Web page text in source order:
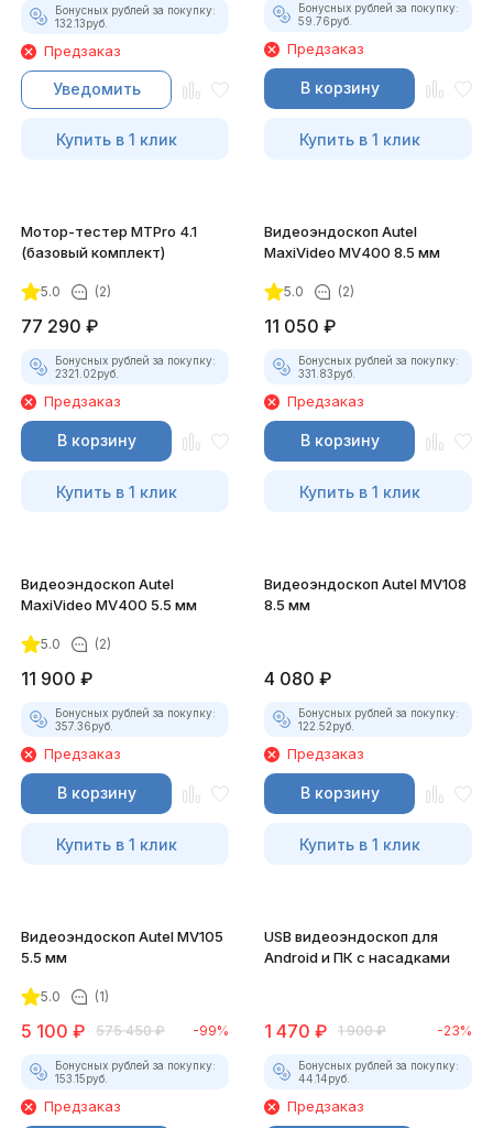
Бонусных рублей за покупку:
132.13руб.
Предзаказ
Уведомить
Купить в 1 клик
Бонусных рублей за покупку:
59.76руб.
Предзаказ
В корзину
Купить в 1 клик
Мотор-тестер MTPro 4.1
(базовый комплект)
5.0 (2)
77 290 ₽
Бонусных рублей за покупку:
2321.02руб.
Предзаказ
В корзину
Купить в 1 клик
Видеоэндоскоп Autel
MaxiVideo MV400 8.5 мм
5.0 (2)
11 050 ₽
Бонусных рублей за покупку:
331.83руб.
Предзаказ
В корзину
Купить в 1 клик
Видеоэндоскоп Autel
MaxiVideo MV400 5.5 мм
5.0 (2)
11 900 ₽
Бонусных рублей за покупку:
357.36руб.
Предзаказ
В корзину
Купить в 1 клик
Видеоэндоскоп Autel MV108
8.5 мм
4 080 ₽
Бонусных рублей за покупку:
122.52руб.
Предзаказ
В корзину
Купить в 1 клик
Видеоэндоскоп Autel MV105
5.5 мм
5.0 (1)
5 100 ₽ 575 450 ₽ -99%
Бонусных рублей за покупку:
153.15руб.
Предзаказ
USB видеоэндоскоп для
Android и ПК с насадками
1 470 ₽ 1 900 ₽ -23%
Бонусных рублей за покупку:
44.14руб.
Предзаказ